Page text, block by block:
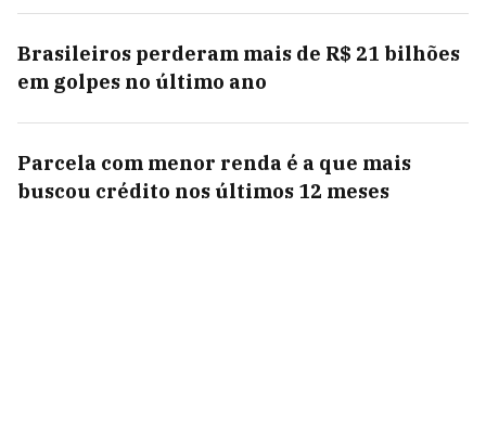
Brasileiros perderam mais de R$ 21 bilhões
em golpes no último ano
Parcela com menor renda é a que mais
buscou crédito nos últimos 12 meses